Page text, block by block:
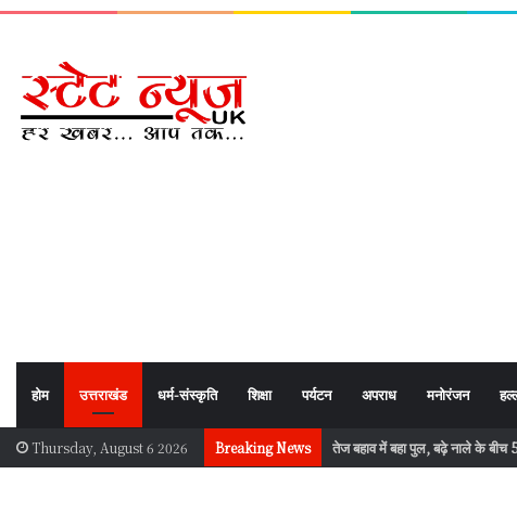
होम उत्तराखंड धर्म-संस्कृति शिक्षा पर्यटन अपराध मनोरंजन
Thursday, August 6 2026 Breaking News तेज बहाव में बहा पुल, बढ़े नाले के बीच